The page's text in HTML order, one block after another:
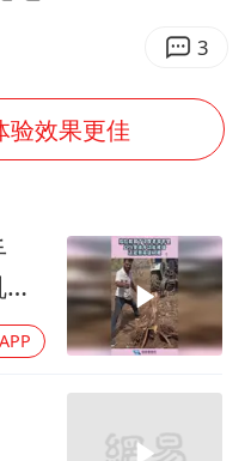
中一签需缴款7.54万元
国防部：中国军队坚决反制任何闹海挑衅图谋
广东雷州通报特教老师招聘违规事件
两名乘客在飞机上因调节座椅起冲突
女儿为争财产堵门阻挠父亲出殡
开新局
3
验效果更佳